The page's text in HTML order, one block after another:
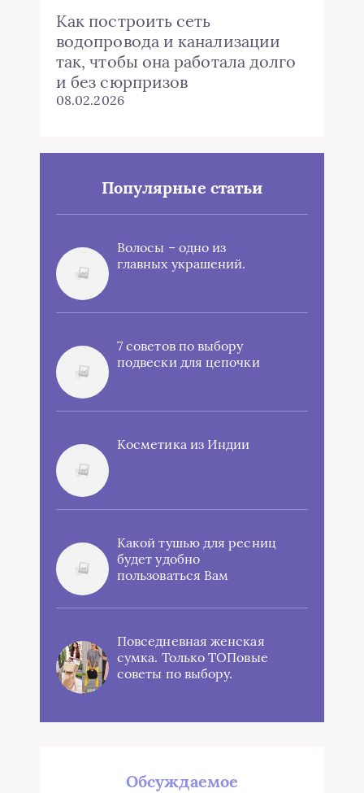
Как построить сеть
водопровода и канализации
так, чтобы она работала долго
и без сюрпризов
08.02.2026
Популярные статьи
Волосы – одно из
главных украшений.
7 советов по выбору
подвески для цепочки
Косметика из Индии
Какой тушью для ресниц
будет удобно
пользоваться Вам
Повседневная женская
сумка. Только ТОПовые
советы по выбору.
Обсуждаемое